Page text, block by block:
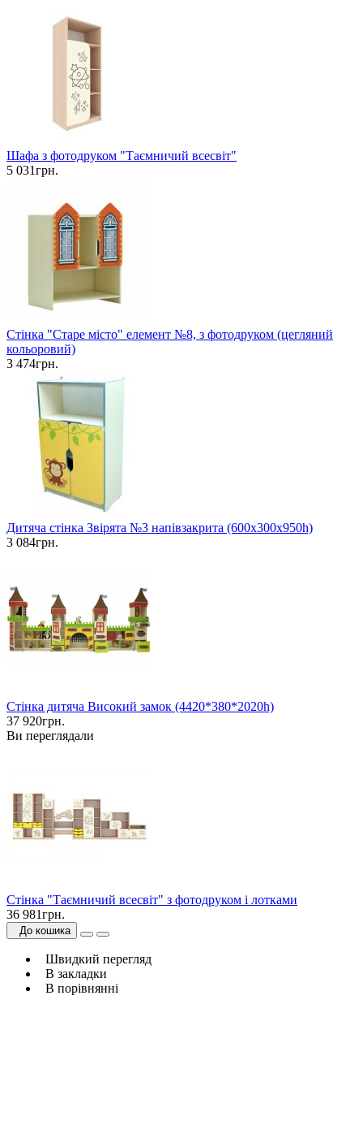
Шафа з фотодруком "Таємничий всесвіт"
5 031грн.
Стінка "Старе місто" елемент №8, з фотодруком (цегляний
кольоровий)
3 474грн.
Дитяча стінка Звірята №3 напівзакрита (600х300х950h)
3 084грн.
Cтінка дитяча Високий замок (4420*380*2020h)
37 920грн.
Ви переглядали
Стінка "Таємничий всесвіт" з фотодруком і лотками
36 981грн.
До кошика
Швидкий перегляд
В закладки
В порівнянні